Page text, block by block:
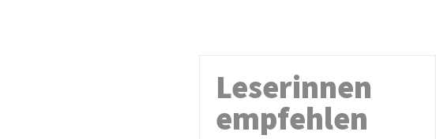
Leserinnen
empfehlen